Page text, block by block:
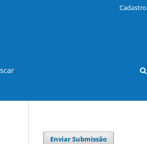
Cadastro
Enviar Submissão